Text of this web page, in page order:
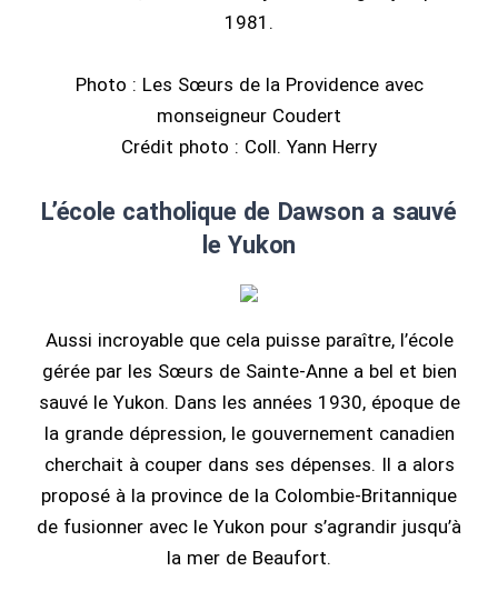
1981.
Photo : Les Sœurs de la Providence avec
monseigneur Coudert
Crédit photo : Coll. Yann Herry
L’école catholique de Dawson a sauvé
le Yukon
Aussi incroyable que cela puisse paraître, l’école
gérée par les Sœurs de Sainte-Anne a bel et bien
sauvé le Yukon. Dans les années 1930, époque de
la grande dépression, le gouvernement canadien
cherchait à couper dans ses dépenses. Il a alors
proposé à la province de la Colombie-Britannique
de fusionner avec le Yukon pour s’agrandir jusqu’à
la mer de Beaufort.